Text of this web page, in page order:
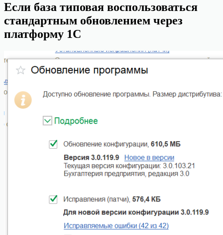
Если база типовая воспользоваться
стандартным обновлением через
платформу 1С